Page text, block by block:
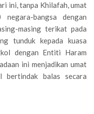
ini, tanpa Khilafah, umat
bangsa dengan
masing terikat pada
tunduk kepada kuasa
dengan Entiti Haram
ini menjadikan umat
bertindak balas secara